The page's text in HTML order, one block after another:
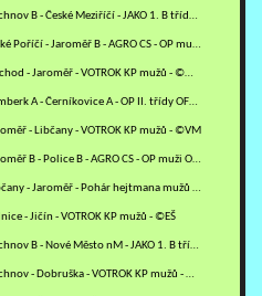
250427 - Rychnov B - České Meziříčí - JAKO 1. B třída mužů - sk.…
250426 - Velké Poříčí - Jaroměř B - AGRO CS - OP muži OFS NA -…
250426 - Náchod - Jaroměř - VOTROK KP mužů - ©MM
250420 - Vamberk A - Černíkovice A - OP II. třídy OFS RK - ©PR
- Libčany - VOTROK KP mužů - ©VM
250419 - Jaroměř B - Police B - AGRO CS - OP muži OFS NA -…
250416 - Libčany - Jaroměř - Pohár hejtmana mužů - čtvrtfinále -…
- Jičín - VOTROK KP mužů - ©EŠ
250413 - Rychnov B - Nové Město nM - JAKO 1. B třída mužů - sk.…
250413 - Rychnov - Dobruška - VOTROK KP mužů - ©PR